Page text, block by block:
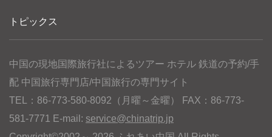
トピックス
中国の現地国際旅行社によるツアー ホテル 鉄道の予約/手
配 中国旅行専門店/中国旅行の専門サイト
TEL：86-773-580-8092（月曜～金曜） FAX：86-773-
581-7771 E-mail: service@chinatrip.jp